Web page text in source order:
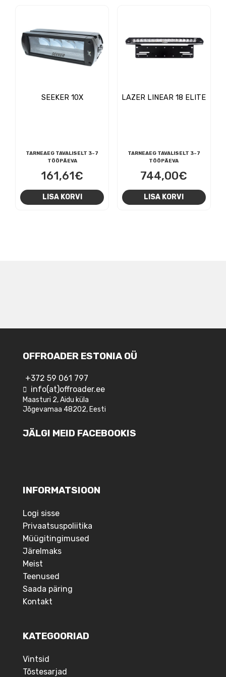
SEEKER 10X
TARNEAEG TAVALISELT 3-7
TÖÖPÄEVA
161,61€
LISA KORVI
LAZER LINEAR 18 ELITE
TARNEAEG TAVALISELT 3-7
TÖÖPÄEVA
744,00€
LISA KORVI
OFFROADER ESTONIA OÜ
+372 59 061 797
info(at)offroader.ee
Maasturi 2, Aidu küla
Jõgevamaa 48202, Eesti
JÄLGI MEID FACEBOOKIS
INFORMATSIOON
Logi sisse
Privaatsuspoliitika
Müügitingimused
Järelmaks
Meist
Teenused
Saada päring
Kontakt
KATEGOORIAD
Vintsid
Tõstesarjad